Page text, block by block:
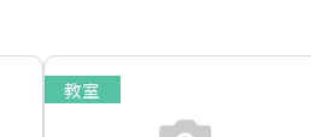
教室